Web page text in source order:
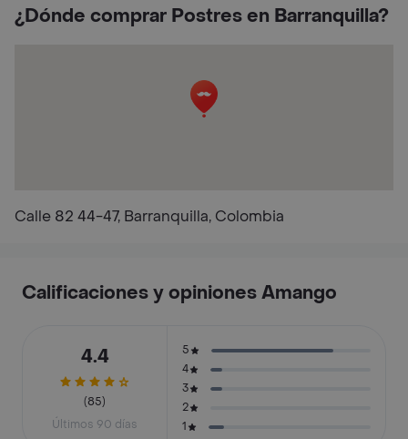
¿Dónde comprar Postres en Barranquilla?
Calle 82 44-47, Barranquilla, Colombia
Calificaciones y opiniones Amango
4.4
(85)
Últimos 90 días
5
4
3
2
1